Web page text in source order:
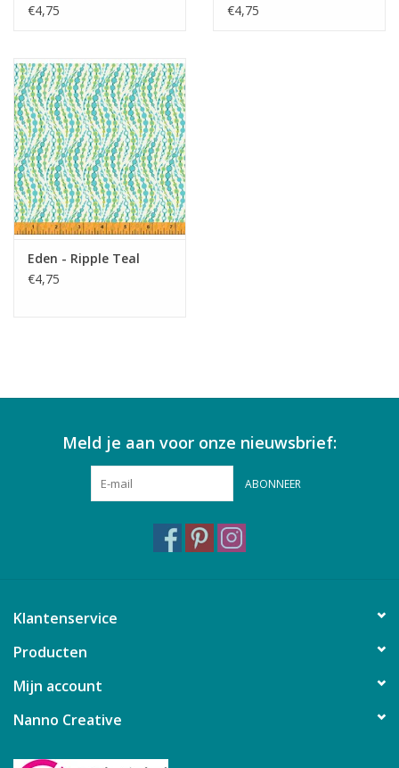
€4,75
€4,75
Eden - Ripple Teal
€4,75
Meld je aan voor onze nieuwsbrief:
ABONNEER
Klantenservice
Producten
Mijn account
Nanno Creative